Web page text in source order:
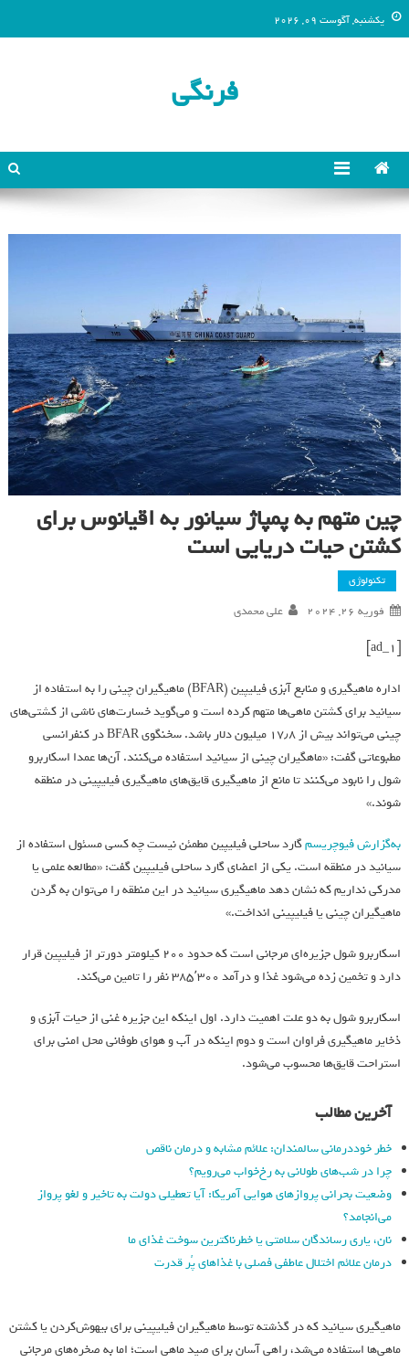
یکشنبه, آگوست 09, 2026
فرنگی
چین متهم به پمپاژ سیانور به اقیانوس برای
کشتن حیات دریایی است
تکنولوژی
فوریه 26, 2024 علی محمدی
اداره ماهیگیری و منابع آبزی فیلیپین (BFAR) ماهیگیران چینی را به استفاده از
سیانید برای کشتن ماهی‌ها متهم کرده است و می‌گوید خسارت‌های ناشی از کشتی‌های
چینی می‌تواند بیش از ۱۷٫۸ میلیون دلار باشد. سخنگوی BFAR در کنفرانسی
مطبوعاتی گفت: «ماهگیران چینی از سیانید استفاده می‌کنند. آن‌ها عمدا اسکاربرو
شول را نابود می‌کنند تا مانع از ماهیگیری قایق‌های ماهیگیری فیلیپینی در منطقه
شوند.»
به‌گزارش فیوچریسمگارد ساحلی فیلیپین مطمئن نیست چه کسی مسئول استفاده از
سیانید در منطقه است. یکی از اعضای گارد ساحلی فیلیپین گفت: «مطالعه علمی یا
مدرکی نداریم که نشان دهد ماهیگیری سیانید در این منطقه را می‌توان به گردن
ماهیگیران چینی یا فیلیپینی انداخت.»
اسکاربرو شول جزیره‌ای مرجانی است که حدود ۲۰۰ کیلومتر دورتر از فیلیپین قرار
دارد و تخمین زده می‌شود غذا و درآمد ۳۸۵٬۳۰۰ نفر را تامین می‌کند.
اسکاربرو شول به دو علت اهمیت دارد. اول اینکه این جزیره غنی از حیات آبزی و
ذخایر ماهیگیری فراوان است و دوم اینکه در آب و هوای طوفانی محل امنی برای
استراحت قایق‌ها محسوب می‌شود.
آخرین مطالب
خطر خوددرمانی سالمندان: علائم مشابه و درمان ناقص
چرا در شب‌های طولانی به رخ‌خواب می‌رویم؟
وضعیت بحرانی پروازهای هوایی آمریکا: آیا تعطیلی دولت به تاخیر و لغو پرواز
می‌انجامد؟
نان، یاری رساندگان سلامتی یا خطرناکترین سوخت غذای ما
درمان علائم اختلال عاطفی فصلی با غذاهای پُر قدرت
ماهیگیری سیانید که در گذشته توسط ماهیگیران فیلیپینی برای بیهوش‌کردن یا کشتن
ماهی‌ها استفاده می‌شد، راهی آسان برای صید ماهی است؛ اما به صخره‌های مرجانی